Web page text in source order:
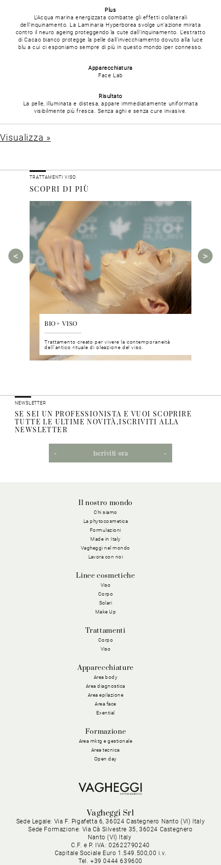
Plus
L’Acqua marina energizzata combatte gli effetti collaterali
dell’inquinamento. La Laminaria Hyperborea svolge un’azione mirata
contro il neuro ageing proteggendo la cute dall’inquinamento. L’estratto
di Cacao bianco protegge la pelle dall’invecchiamento dovuto alla luce
blu a cui ci esponiamo sempre di più in questo mondo iper connesso.
Apparecchiatura
Face Lab
Risultato
La pelle, illuminata e distesa, appare immediatamente uniformata
visibilmente più fresca. Senza aghi e senza cure invasive.
Visualizza »
TRATTAMENTI VISO
SCOPRI DI PIÙ
BIO+ VISO
Trattamento creato per vivere la contemporaneità
dell’antico rituale di oleazione del viso.
NEWSLETTER
SE SEI UN PROFESSIONISTA E VUOI SCOPRIRE
TUTTE LE ULTIME NOVITÀ,ISCRIVITI ALLA
NEWSLETTER
Iscriviti ora
Il nostro mondo
Chi siamo
La phytocosmetica
Formulazioni
Made in Italy
Vagheggi nel mondo
Lavora con noi
Linee cosmetiche
Viso
Corpo
Solari
Make Up
Trattamenti
Corpo
Viso
Apparecchiature
Area body
Area diagnostica
Area epilazione
Area face
Exential
Formazione
Area mktg e gestionale
Area tecnica
Open day
Vagheggi Srl
Sede Legale: Via F. Pigafetta 6, 36024 Castegnero Nanto (VI) Italy
Sede Formazione: Via Cà Silvestre 35, 36024 Castegnero
Nanto (VI) Italy
C.F. e P. IVA: 02622790240
Capitale Sociale Euro 1.549.500,00 i.v.
Tel. +39 0444 639600